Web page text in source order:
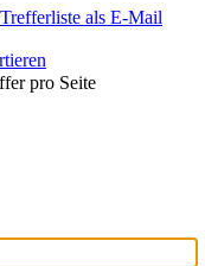
Trefferliste als E-Mail
pro Seite